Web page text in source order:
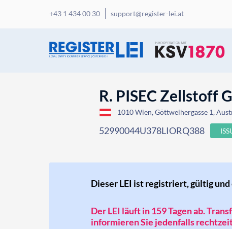
+43 1 434 00 30 support@register-lei.at
R. PISEC Zellstoff
1010 Wien, Göttweihergasse 1,
52990044U378LIORQ388
Dieser LEI ist registriert, gültig
Der LEI läuft in 159 Tagen ab.
informieren Sie jedenfalls